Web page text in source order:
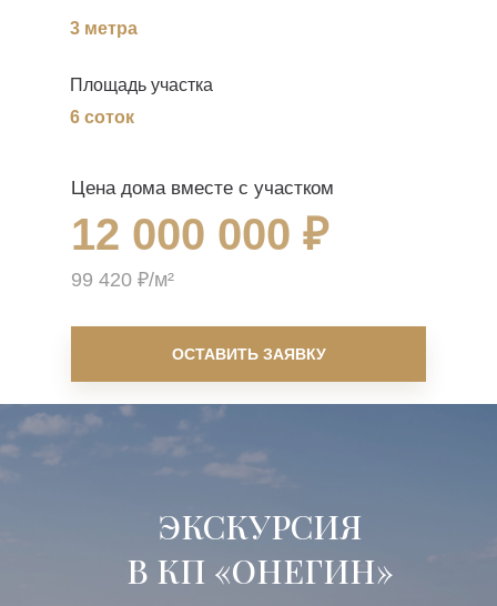
12 000 000 ₽
ОСТАВИТЬ ЗАЯВКУ
99 420 ₽/м²
3 метра
6 соток
Площадь участка
Цена дома вместе с участком
ЭКСКУРСИЯ
В КП «ОНЕГИН»